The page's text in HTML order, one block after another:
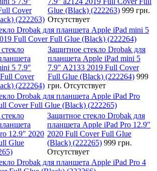
Glue (Black) (222263) 999 грн.
Отсутствует
Drobak для планшета Apple iPad mini 5
Full Cover Full Glue (Black) (222264)
Защитное стекло Drobak для
планшета Apple iPad mini 5
7.9" A2133 2019 Full Cover
Full Glue (Black) (222264) 999
грн. Отсутствует
Drobak для планшета Apple iPad Pro
Cover Full Glue (Black) (222265)
Защитное стекло Drobak для
планшета Apple iPad Pro 12.9"
2020 Full Cover Full Glue
(Black) (222265) 999 грн.
Отсутствует
Drobak для планшета Apple iPad Pro 4